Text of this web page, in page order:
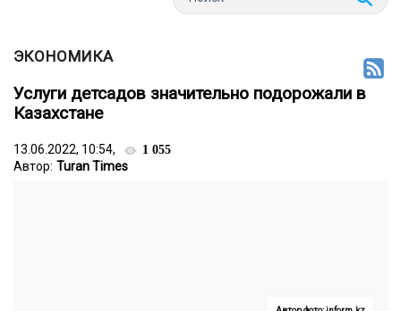
ЭКОНОМИКА
Услуги детсадов значительно подорожали в
Казахстане
13.06.2022, 10:54, 1 055
Автор: Turan Times